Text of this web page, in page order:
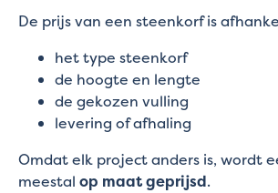
De prijs van een steenkorf is
het type steenkorf
de hoogte en lengte
de gekozen vulling
levering of afhaling
Omdat elk project anders is, wordt
meestal op maat geprijsd.